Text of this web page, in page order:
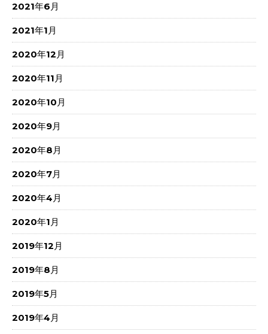
2021年6月
2021年1月
2020年12月
2020年11月
2020年10月
2020年9月
2020年8月
2020年7月
2020年4月
2020年1月
2019年12月
2019年8月
2019年5月
2019年4月